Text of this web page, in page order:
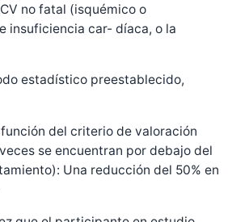
no fatal (isquémico o
insuficiencia car- díaca, o la
estadístico preestablecido,
del criterio de valoración
se encuentran por debajo del
Una reducción del 50% en